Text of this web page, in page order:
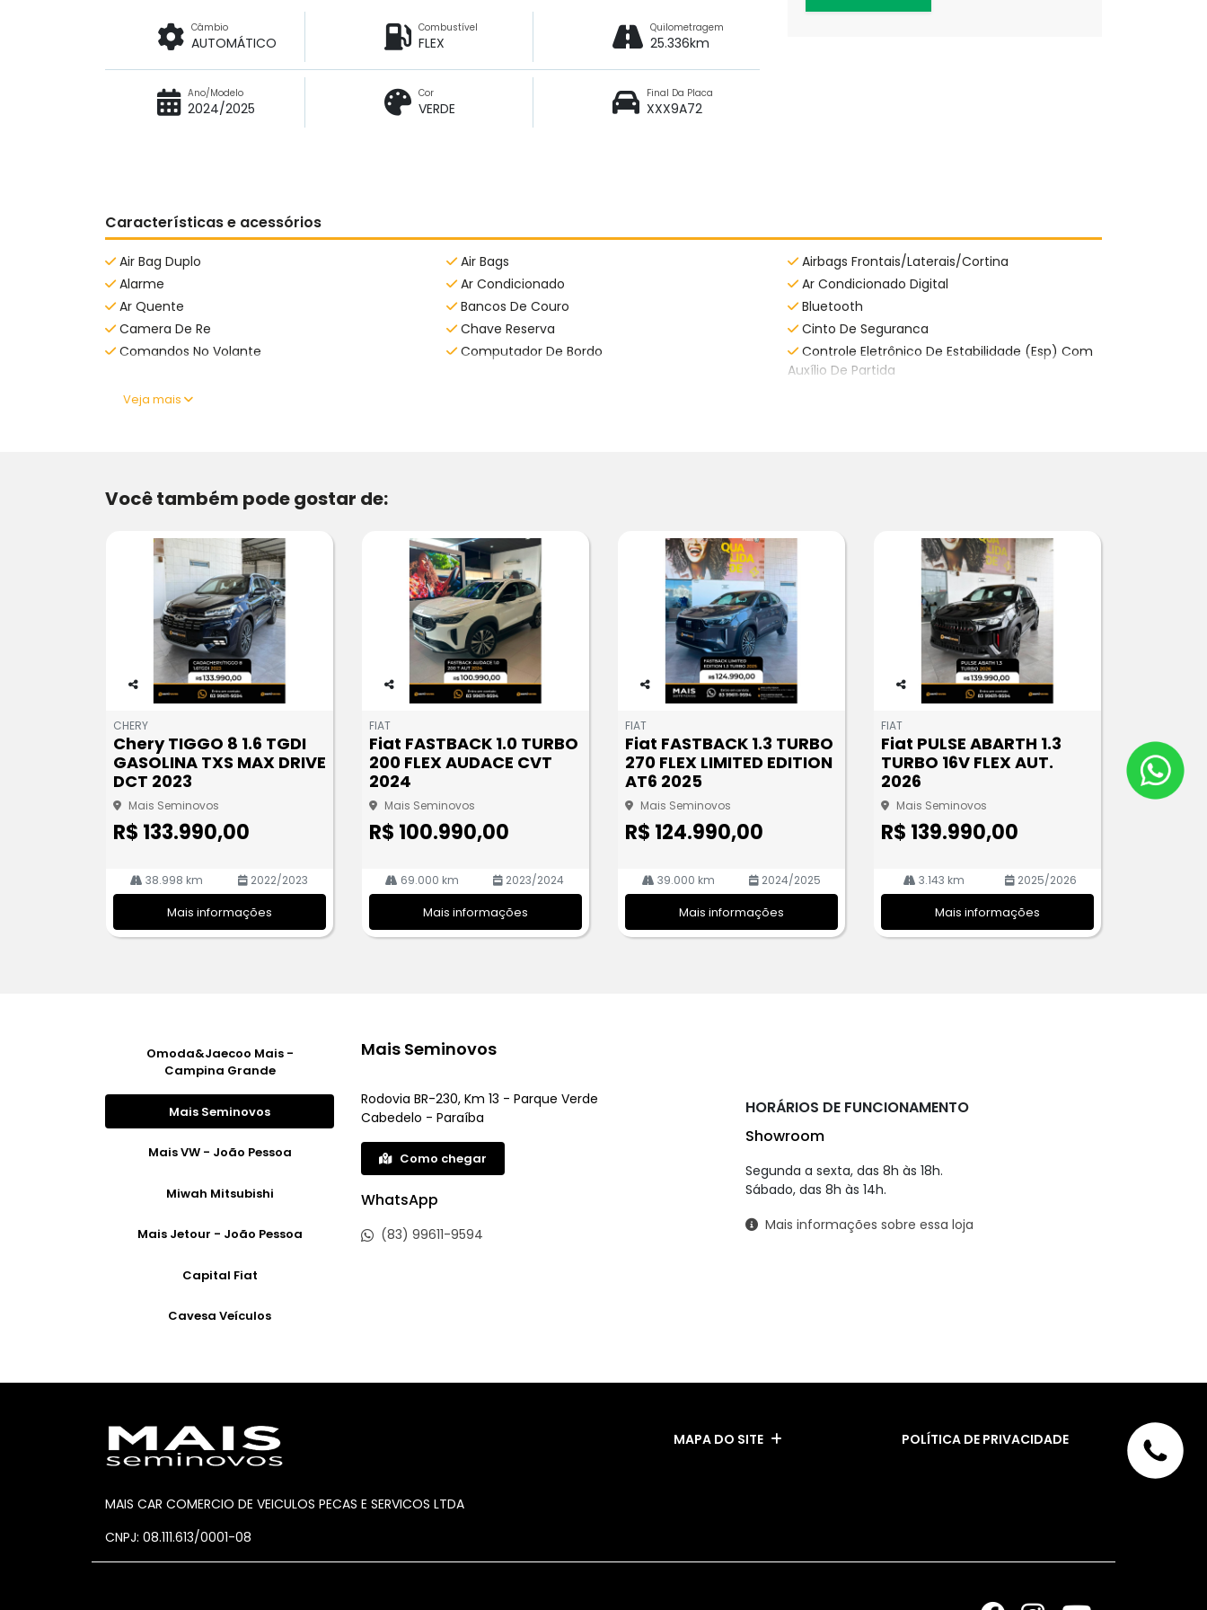
Câmbio
AUTOMÁTICO
Combustível
FLEX
Quilometragem
25.336km
Ano/Modelo
2024/2025
Cor
VERDE
Final Da Placa
XXX9A72
Características e acessórios
Air Bag Duplo Air Bags
Airbags Frontais/Laterais/Cortina
Alarme
Ar Condicionado
Ar Condicionado Digital
Ar Quente
Bancos De Couro
Bluetooth
Camera De Re
Chave Reserva
Cinto De Seguranca
Comandos No Volante
Computador De Bordo
Controle Eletrônico De Estabilidade (Esp) Com
Auxílio De Partida
Veja mais
Você também pode gostar de:
pa
rtil
he
CHERY
Chery TIGGO 8 1.6 TGDI
GASOLINA TXS MAX DRIVE
DCT 2023
Mais Seminovos
R$ 133.990,00
38.998 km 2022/2023
Mais informações
pa
rtil
he
FIAT
Fiat FASTBACK 1.0 TURBO
200 FLEX AUDACE CVT
2024
Mais Seminovos
R$ 100.990,00
69.000 km 2023/2024
Mais informações
pa
rtil
he
FIAT
Fiat FASTBACK 1.3 TURBO
270 FLEX LIMITED EDITION
AT6 2025
Mais Seminovos
R$ 124.990,00
39.000 km 2024/2025
Mais informações
pa
rtil
he
FIAT
Fiat PULSE ABARTH 1.3
TURBO 16V FLEX AUT.
2026
Mais Seminovos
R$ 139.990,00
3.143 km 2025/2026
Mais informações
Omoda&Jaecoo Mais -
Campina Grande
Mais Seminovos
Mais VW - João Pessoa
Miwah Mitsubishi
Mais Jetour - João Pessoa
Capital Fiat
Cavesa Veículos
Mais Seminovos
Rodovia BR-230, Km 13 - Parque Verde
Cabedelo - Paraíba
Como chegar
WhatsApp
(83) 99611-9594
HORÁRIOS DE FUNCIONAMENTO
Showroom
Segunda a sexta, das 8h às 18h.
Sábado, das 8h às 14h.
Mais informações sobre essa loja
MAPA DO SITE POLÍTICA DE PRIVACIDADE
MAIS CAR COMERCIO DE VEICULOS PECAS E SERVICOS LTDA
CNPJ: 08.111.613/0001-08